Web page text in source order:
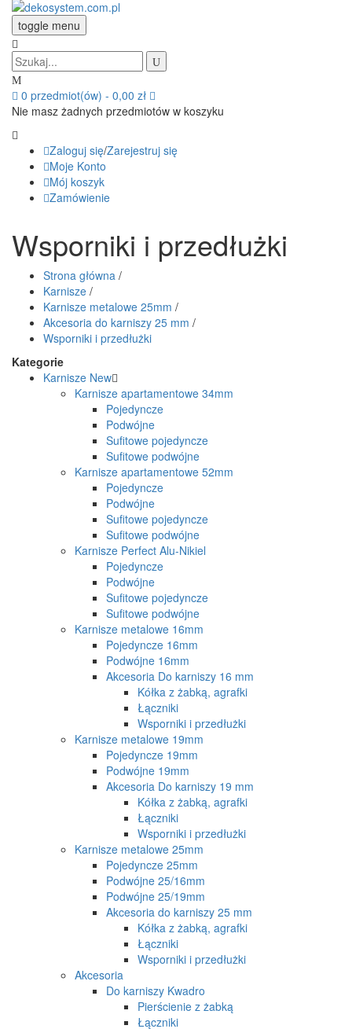
toggle menu
0 przedmiot(ów) - 0,00 zł
Nie masz żadnych przedmiotów w koszyku
Zaloguj się/Zarejestruj się
Moje Konto
Mój koszyk
Zamówienie
Wsporniki i przedłużki
Strona główna /
Karnisze /
Karnisze metalowe 25mm /
Akcesoria do karniszy 25 mm /
Wsporniki i przedłużki
Kategorie
Karnisze New
Karnisze apartamentowe 34mm
Pojedyncze
Podwójne
Sufitowe pojedyncze
Sufitowe podwójne
Karnisze apartamentowe 52mm
Pojedyncze
Podwójne
Sufitowe pojedyncze
Sufitowe podwójne
Karnisze Perfect Alu-Nikiel
Pojedyncze
Podwójne
Sufitowe pojedyncze
Sufitowe podwójne
Karnisze metalowe 16mm
Pojedyncze 16mm
Podwójne 16mm
Akcesoria Do karniszy 16 mm
Kółka z żabką, agrafki
Łączniki
Wsporniki i przedłużki
Karnisze metalowe 19mm
Pojedyncze 19mm
Podwójne 19mm
Akcesoria Do karniszy 19 mm
Kółka z żabką, agrafki
Łączniki
Wsporniki i przedłużki
Karnisze metalowe 25mm
Pojedyncze 25mm
Podwójne 25/16mm
Podwójne 25/19mm
Akcesoria do karniszy 25 mm
Kółka z żabką, agrafki
Łączniki
Wsporniki i przedłużki
Akcesoria
Do karniszy Kwadro
Pierścienie z żabką
Łączniki